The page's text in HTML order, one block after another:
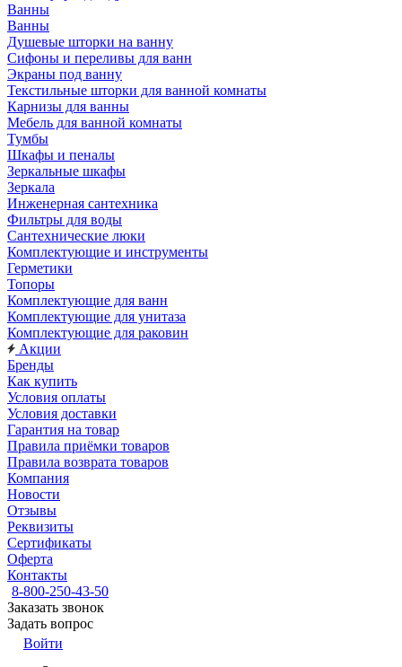
Ванны
Ванны
Душевые шторки на ванну
Сифоны и переливы для ванн
Экраны под ванну
Текстильные шторки для ванной комнаты
Карнизы для ванны
Мебель для ванной комнаты
Тумбы
Шкафы и пеналы
Зеркальные шкафы
Зеркала
Инженерная сантехника
Фильтры для воды
Сантехнические люки
Комплектующие и инструменты
Герметики
Топоры
Комплектующие для ванн
Комплектующие для унитаза
Комплектующие для раковин
Акции
Бренды
Как купить
Условия оплаты
Условия доставки
Гарантия на товар
Правила приёмки товаров
Правила возврата товаров
Компания
Новости
Отзывы
Реквизиты
Сертификаты
Оферта
Контакты
8-800-250-43-50
Заказать звонок
Задать вопрос
Войти